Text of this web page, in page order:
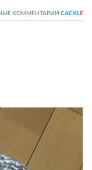
КОММЕНТАРИИ CACKL E